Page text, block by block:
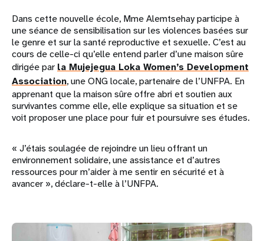
Dans cette nouvelle école, Mme Alemtsehay participe à
une séance de sensibilisation sur les violences basées sur
le genre et sur la santé reproductive et sexuelle. C’est au
cours de celle-ci qu’elle entend parler d’une maison sûre
dirigée par la Mujejegua Loka Women’s Development
Association, une ONG locale, partenaire de l’UNFPA. En
apprenant que la maison sûre offre abri et soutien aux
survivantes comme elle, elle explique sa situation et se
voit proposer une place pour fuir et poursuivre ses études.
« J’étais soulagée de rejoindre un lieu offrant un
environnement solidaire, une assistance et d’autres
ressources pour m’aider à me sentir en sécurité et à
avancer », déclare-t-elle à l’UNFPA.